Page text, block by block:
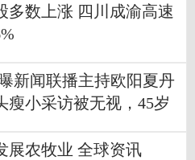
多数上涨 四川成渝高速
新闻联播主持欧阳夏丹
瘦小采访被无视，45岁
展农牧业 全球资讯